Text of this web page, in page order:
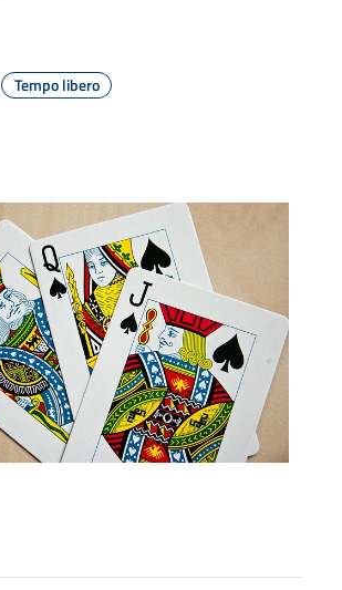
Tempo libero